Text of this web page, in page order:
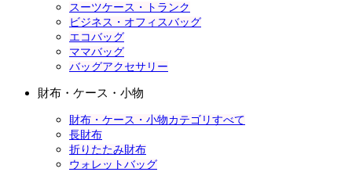
スーツケース・トランク
ビジネス・オフィスバッグ
エコバッグ
ママバッグ
バッグアクセサリー
財布・ケース・小物
財布・ケース・小物カテゴリすべて
長財布
折りたたみ財布
ウォレットバッグ